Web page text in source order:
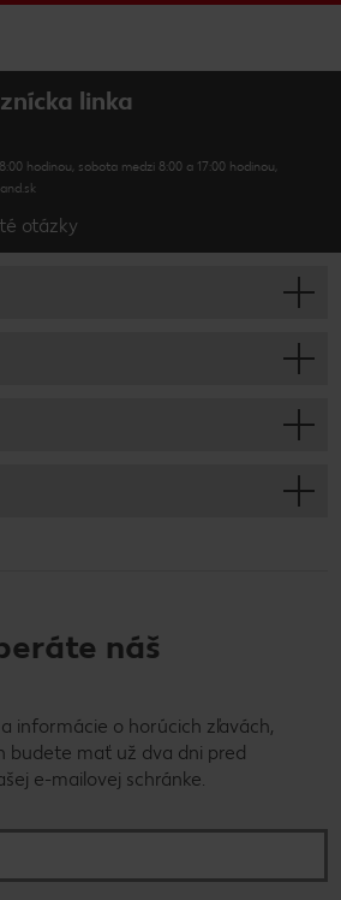
linka
hodinou, sobota medzi 8:00 a 17:00 hodinou,
otázky
náš
informácie o horúcich zľavách,
budete mať už dva dni pred
e-mailovej schránke.